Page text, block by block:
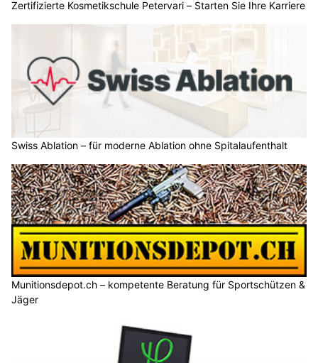
Zertifizierte Kosmetikschule Petervari – Starten Sie Ihre Karriere
Swiss Ablation – für moderne Ablation ohne Spitalaufenthalt
Munitionsdepot.ch – kompetente Beratung für Sportschützen &
Jäger